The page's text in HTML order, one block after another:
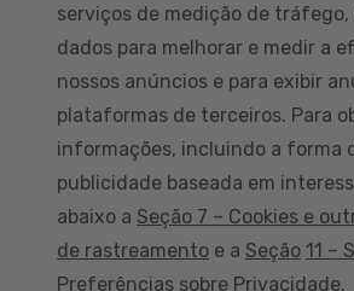
serviços de medição de tráfego,
dados para melhorar e medir a
nossos anúncios e para exibir
plataformas de terceiros. Para
informações, incluindo a forma
publicidade baseada em
abaixo a Seção 7 – Cookies e
de rastreamento e a Seção 11 –
Preferências sobre Privacidade.